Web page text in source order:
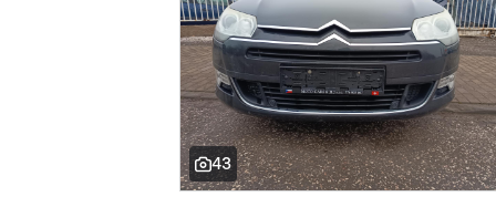
43